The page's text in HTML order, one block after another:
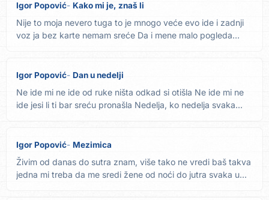
Igor Popović Kako mi je, znaš li
Nije to moja nevero tuga to je mnogo veće evo ide i zadnji
voz ja bez karte nemam sreće Da i mene malo pogleda
Igor Popović Dan u nedelji
Ne ide mi ne ide od ruke ništa odkad si otišla Ne ide mi ne
ide jesi li ti bar sreću pronašla Nedelja, ko nedelja svaka...
Igor Popović Mezimica
Živim od danas do sutra znam, više tako ne vredi baš takva
jedna mi treba da me sredi žene od noći do jutra svaka u...